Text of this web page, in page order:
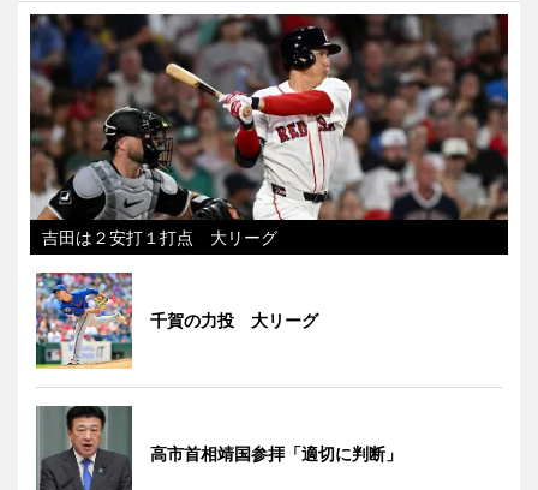
吉田は２安打１打点 大リーグ
千賀の力投 大リーグ
高市首相靖国参拝「適切に判断」